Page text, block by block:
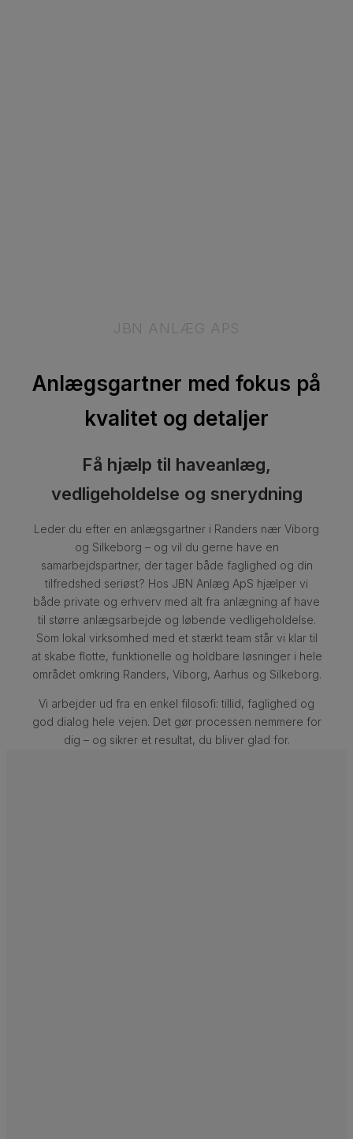
JBN ANLÆG APS
Anlægsgartner med fokus på
kvalitet og detaljer
Få hjælp til haveanlæg,
vedligeholdelse og snerydning
Leder du efter en anlægsgartner i Randers nær Viborg
og Silkeborg – og vil du gerne have en
samarbejdspartner, der tager både faglighed og din
tilfredshed seriøst? Hos JBN Anlæg ApS hjælper vi
både private og erhverv med alt fra anlægning af have
til større anlægsarbejde og løbende vedligeholdelse.
Som lokal virksomhed med et stærkt team står vi klar til
at skabe flotte, funktionelle og holdbare løsninger i hele
området omkring Randers, Viborg, Aarhus og Silkeborg.
Vi arbejder ud fra en enkel filosofi: tillid, faglighed og
god dialog hele vejen. Det gør processen nemmere for
dig – og sikrer et resultat, du bliver glad for.